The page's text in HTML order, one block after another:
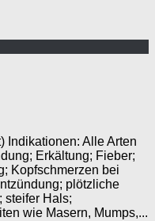
Indikationen: Alle Arten
Erkältung; Fieber;
Kopfschmerzen bei
plötzliche
steifer Hals;
wie Masern, Mumps,...